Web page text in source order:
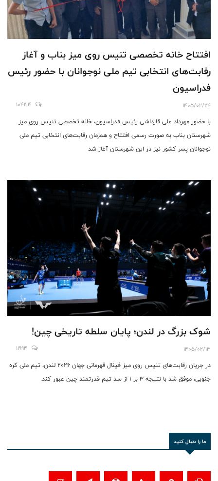
افتتاح خانه تخصصی تنیس روی میز بناب و آغاز
رقابت‌های انتخابی تیم ملی نوجوانان با حضور رئیس
فدراسیون
1405/02/24
10434
با حضور مهرداد علی قارداشی رئیس فدراسیون، خانه تخصصی تنیس روی میز
شهرستان بناب به صورت رسمی افتتاح و همزمان رقابت‌های انتخابی تیم ملی
نوجوانان پسر کشور نیز در این شهرستان آغاز شد
شوک بزرگ در لندن؛ پایان سلطه تاریخی چین!
1405/02/13
11994
در جریان رقابت‌های تنیس روی میز فینال قهرمانی جهان ۲۰۲۶ لندن، تیم ملی کره
جنوبی، موفق شد با نتیجه ۳ بر ۱ از سد تیم قدرتمند چین عبور کند.
ما را دنبال کنید